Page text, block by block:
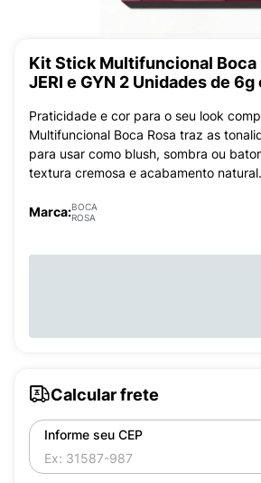
Kit Stick Multifuncional Boca
JERI e GYN 2 Unidades de 6g
Praticidade e cor para o seu look
Multifuncional Boca Rosa traz as
para usar como blush, sombra ou
textura cremosa e acabamento natural.
Marca:BOCA
ROSA
Calcular frete
Informe seu CEP